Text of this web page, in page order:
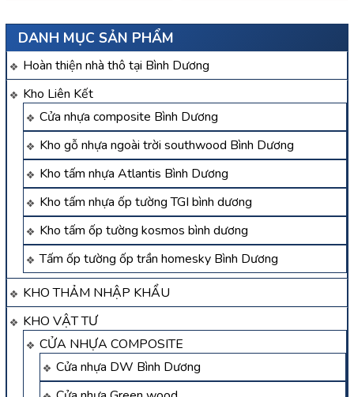
DANH MỤC SẢN PHẨM
Hoàn thiện nhà thô tại Bình Dương
Kho Liên Kết
Cửa nhựa composite Bình Dương
Kho gỗ nhựa ngoài trời southwood Bình Dương
Kho tấm nhựa Atlantis Bình Dương
Kho tấm nhựa ốp tường TGI bình dương
Kho tấm ốp tường kosmos bình dương
Tấm ốp tường ốp trần homesky Bình Dương
KHO THẢM NHẬP KHẨU
KHO VẬT TƯ
CỬA NHỰA COMPOSITE
Cửa nhựa DW Bình Dương